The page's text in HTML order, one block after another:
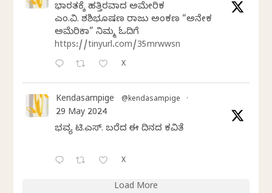
ಭಾರತಕ್ಕೆ ಹತ್ತಿರವಾದ ಅಮೇರಿಕ
ಎಂ.ವಿ. ಶಶಿಭೂಷಣ ರಾಜು ಅಂಕಣ “ಅನೇಕ
ಅಮೆರಿಕಾ” ನಿಮ್ಮ ಓದಿಗೆ
https://tinyurl.com/35mrwwsn
X
Kendasampige @kendasampige ·
29 May 2024
ಭವ್ಯ ಟಿ.ಎಸ್. ಬರೆದ ಈ ದಿನದ ಕವಿತೆ
X
Load More